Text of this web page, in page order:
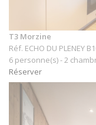
T3 Morzine
Réf. ECHO DU PLENEY
6 personne(s) - 2
Réserver